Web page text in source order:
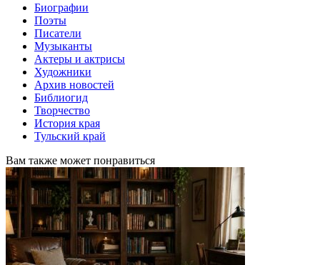
Биографии
Поэты
Писатели
Музыканты
Актеры и актрисы
Художники
Архив новостей
Библиогид
Творчество
История края
Тульский край
Вам также может понравиться